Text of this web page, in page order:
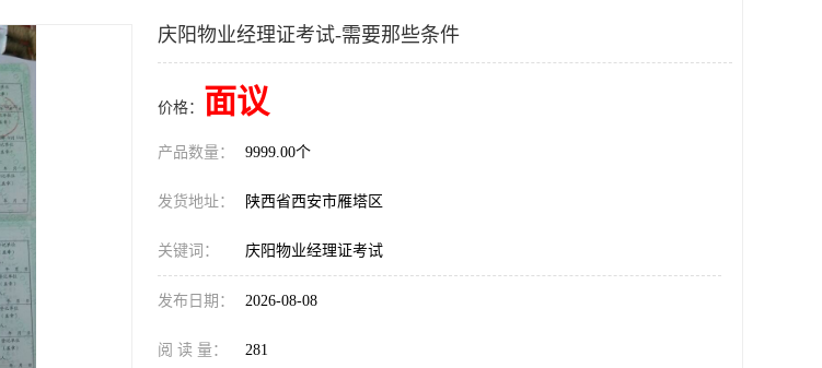
庆阳物业经理证考试-需要那些条件
价格： 面议
产品数量： 9999.00个
发货地址： 陕西省西安市雁塔区
关键词： 庆阳物业经理证考试
发布日期： 2026-08-08
阅 读 量： 281